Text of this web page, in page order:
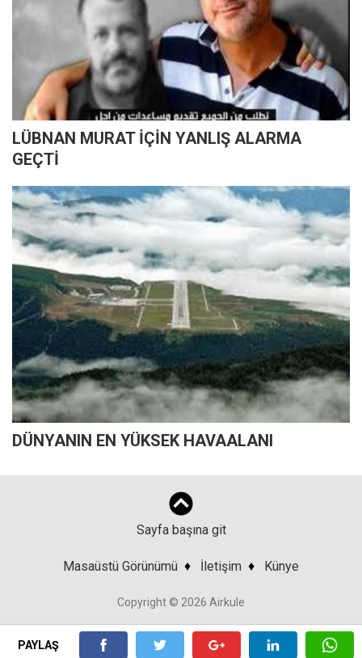
PAYLAŞ
LÜBNAN MURAT İÇİN YANLIŞ ALARMA
GEÇTİ
DÜNYANIN EN YÜKSEK HAVAALANI
Sayfa başına git
Masaüstü Görünümü ♦ İletişim ♦ Künye
Copyright © 2026 Airkule